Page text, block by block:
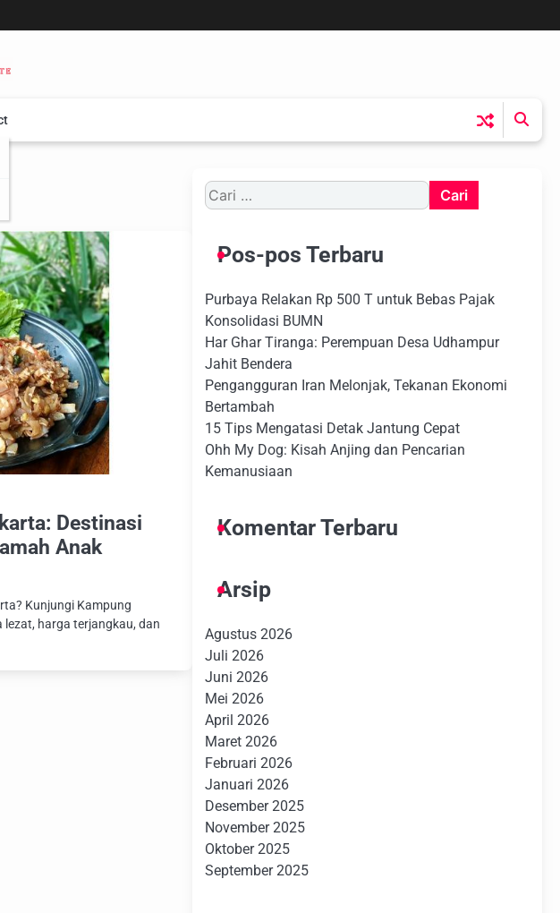
Destinasi
Anak
Kunjungi Kampung
harga terjangkau, dan
Cari
untuk:
Pos-pos Terbaru
Purbaya Relakan Rp 500 T untuk Bebas Pajak
Konsolidasi BUMN
Har Ghar Tiranga: Perempuan Desa Udhampur
Jahit Bendera
Pengangguran Iran Melonjak, Tekanan Ekonomi
Bertambah
15 Tips Mengatasi Detak Jantung Cepat
Ohh My Dog: Kisah Anjing dan Pencarian
Kemanusiaan
Komentar Terbaru
Arsip
Agustus 2026
Juli 2026
Juni 2026
Mei 2026
April 2026
Maret 2026
Februari 2026
Januari 2026
Desember 2025
November 2025
Oktober 2025
September 2025